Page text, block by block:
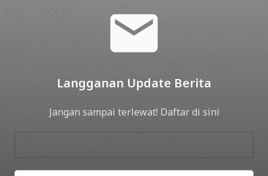
Langganan Update Berita
Jangan sampai terlewat! Daftar di sini